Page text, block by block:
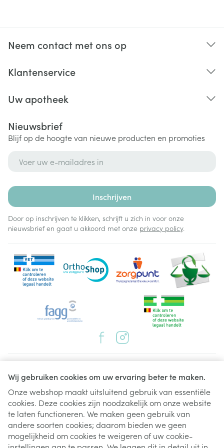
Wij gebruiken cookies om uw ervaring beter te maken.
Onze webshop maakt uitsluitend gebruik van essentiële
cookies. Deze cookies zijn noodzakelijk om onze website
te laten functioneren. We maken geen gebruik van
andere soorten cookies; daarom bieden we geen
mogelijkheid om cookies te weigeren of uw cookie-
Neem contact met ons op
Klantenservice
Uw apotheek
Nieuwsbrief
Blijf op de hoogte van nieuwe producten en promoties
Inschrijven
Door op inschrijven te klikken, schrijft u zich in voor onze
nieuwsbrief en gaat u akkoord met onze privacy policy.
Juridische links